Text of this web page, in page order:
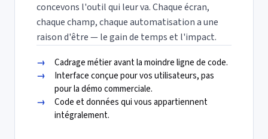
concevons l'outil qui leur va. Chaque écran,
chaque champ, chaque automatisation a une
raison d'être — le gain de temps et l'impact.
→
Cadrage métier avant la moindre ligne de code.
→
Interface conçue pour vos utilisateurs, pas
pour la démo commerciale.
→
Code et données qui vous appartiennent
intégralement.